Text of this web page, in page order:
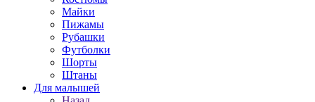
Майки
Пижамы
Рубашки
Футболки
Шорты
Штаны
Для малышей